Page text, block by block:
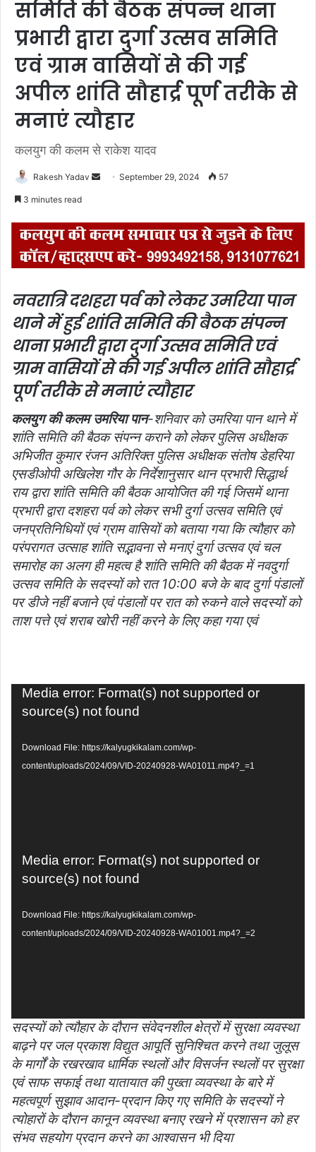
समिति की बैठक संपन्न थाना
प्रभारी द्वारा दुर्गा उत्सव समिति
एवं ग्राम वासियों से की गई
अपील शांति सौहार्द्र पूर्ण तरीके से
मनाएं त्यौहार
कलयुग की कलम से राकेश यादव
Rakesh Yadav
d
n
m
a
i
l
September 29, 2024 57
3 minutes read
नवरात्रि दशहरा पर्व को लेकर उमरिया पान
थाने में हुई शांति समिति की बैठक संपन्न
थाना प्रभारी द्वारा दुर्गा उत्सव समिति एवं
ग्राम वासियों से की गई अपील शांति सौहार्द्र
पूर्ण तरीके से मनाएं त्यौहार
कलयुग की कलम उमरिया पान-शनिवार को उमरिया पान थाने में
शांति समिति की बैठक संपन्न कराने को लेकर पुलिस अधीक्षक
अभिजीत कुमार रंजन अतिरिक्त पुलिस अधीक्षक संतोष डेहरिया
एसडीओपी अखिलेश गौर के निर्देशानुसार थान प्रभारी सिद्धार्थ
राय द्वारा शांति समिति की बैठक आयोजित की गई जिसमें थाना
प्रभारी द्वारा दशहरा पर्व को लेकर सभी दुर्गा उत्सव समिति एवं
जनप्रतिनिधियों एवं ग्राम वासियों को बताया गया कि त्यौहार को
परंपरागत उत्साह शांति सद्भावना से मनाएं दुर्गा उत्सव एवं चल
समारोह का अलग ही महत्व है शांति समिति की बैठक में नवदुर्गा
उत्सव समिति के सदस्यों को रात 10:00 बजे के बाद दुर्गा पंडालों
पर डीजे नहीं बजाने एवं पंडालों पर रात को रुकने वाले सदस्यों को
ताश पत्ते एवं शराब खोरी नहीं करने के लिए कहा गया एवं
Video
Player
Media error: Format(s) not supported or
source(s) not found
Download File: https://kalyugkikalam.com/wp-
content/uploads/2024/09/VID-20240928-WA01011.mp4?_=1
Video
Player
Media error: Format(s) not supported or
source(s) not found
Download File: https://kalyugkikalam.com/wp-
content/uploads/2024/09/VID-20240928-WA01001.mp4?_=2
सदस्यों को त्यौहार के दौरान संवेदनशील क्षेत्रों में सुरक्षा व्यवस्था
बाढ़ने पर जल प्रकाश विद्युत आपूर्ति सुनिश्चित करने तथा जुलूस
के मार्गों के रखरखाव धार्मिक स्थलों और विसर्जन स्थलों पर सुरक्षा
एवं साफ सफाई तथा यातायात की पुख्ता व्यवस्था के बारे में
महत्वपूर्ण सुझाव आदान-प्रदान किए गए समिति के सदस्यों ने
त्योहारों के दौरान कानून व्यवस्था बनाए रखने में प्रशासन को हर
संभव सहयोग प्रदान करने का आश्वासन भी दिया